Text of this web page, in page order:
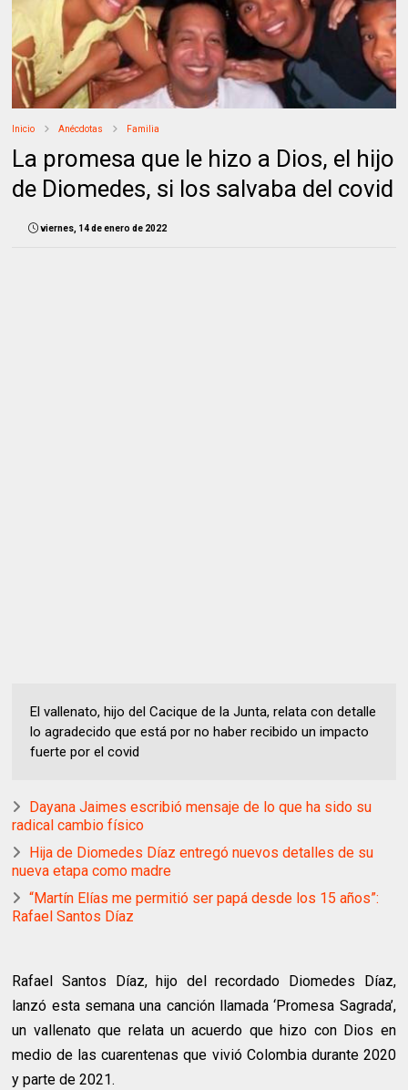
Inicio Anécdotas Familia
La promesa que le hizo a Dios, el hijo
de Diomedes, si los salvaba del covid
viernes, 14 de enero de 2022
El vallenato, hijo del Cacique de la Junta, relata con detalle
lo agradecido que está por no haber recibido un impacto
fuerte por el covid
Dayana Jaimes escribió mensaje de lo que ha sido su
radical cambio físico
Hija de Diomedes Díaz entregó nuevos detalles de su
nueva etapa como madre
“Martín Elías me permitió ser papá desde los 15 años”:
Rafael Santos Díaz
Rafael Santos Díaz, hijo del recordado Diomedes Díaz,
lanzó esta semana una canción llamada ‘Promesa Sagrada’,
un vallenato que relata un acuerdo que hizo con Dios en
medio de las cuarentenas que vivió Colombia durante 2020
y parte de 2021.